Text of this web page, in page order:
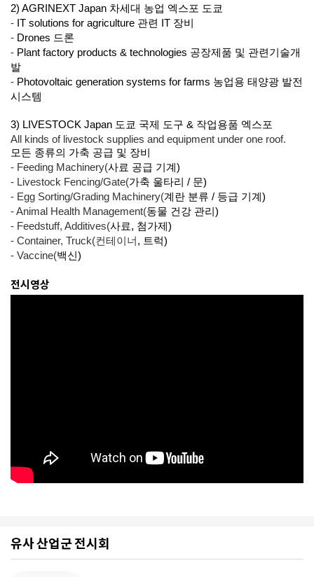
2) AGRINEXT Japan 차세대 농업 엑스포 도쿄
- IT solutions for agriculture 관련 IT 장비
- Drones 드론
- Plant factory products & technologies 공장제품 및 관련기술개
발
- Photovoltaic generation systems for farms 농업용 태양광 발전
시스템
3) LIVESTOCK Japan 도쿄 국제 도구 & 작업용품 엑스포
All kinds of livestock supplies and equipment under one roof.
모든 종류의 가축 공급 및 장비
- Feeding Machinery(사료 공급 기계)
- Livestock Fencing/Gate(가축 울타리 / 문)
- Egg Sorting/Grading Machinery(계란 분류 / 등급 기계)
- Animal Health Management(동물 건강 관리)
- Feedstuff, Additives(사료, 첨가제)
- Container, Truck(컨테이너 , 트럭)
- Vaccine(백신)
전시영상
유사 산업군 전시회